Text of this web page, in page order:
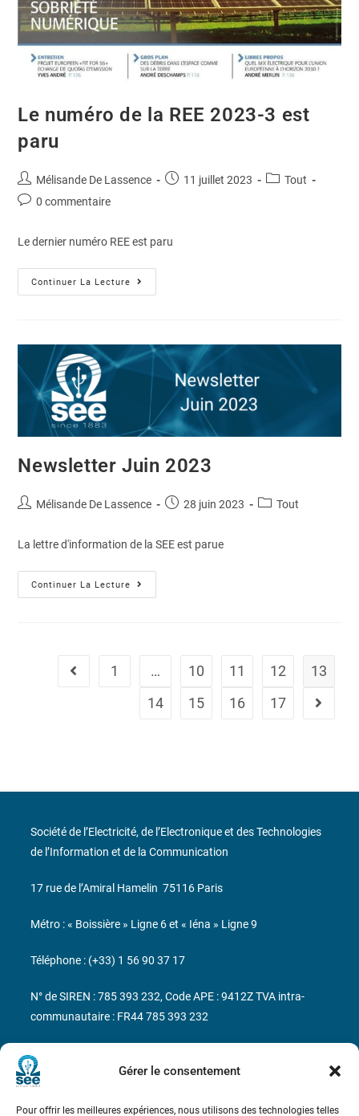
Gérer le consentement
Pour offrir les meilleures expériences, nous utilisons des technologies telles
Le numéro de la REE 2023-3 est
paru
Mélisande De Lassence 11 juillet 2023
Tout
0 commentaire
Le dernier numéro REE est paru
Continuer La Lecture
Newsletter Juin 2023
Mélisande De Lassence 28 juin 2023 Tout
La lettre d'information de la SEE est parue
Continuer La Lecture
1 … 10 11 12
13
14
15 16 17
Bicentenaire des découvertes d’André-
Marie Ampère
Société de l’Electricité, de l’Electronique et des Technologies
de l’Information et de la Communication
17 rue de l’Amiral Hamelin 75116 Paris
Métro : « Boissière » Ligne 6 et « Iéna » Ligne 9
Téléphone : (+33) 1 56 90 37 17
N° de SIREN : 785 393 232, Code APE : 9412Z TVA intra-
communautaire : FR44 785 393 232